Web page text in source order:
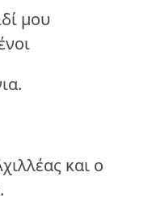
μου
και ο